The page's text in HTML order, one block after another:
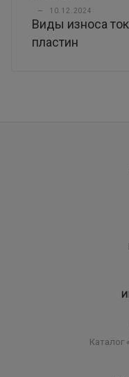
— 10.12.2024
Виды износа
пластин
Каталог